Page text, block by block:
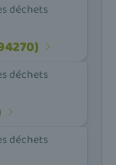
déchets
déchets
déchets